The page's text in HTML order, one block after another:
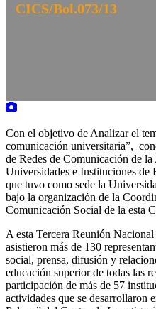
CICS/Bol.073/13
Con el objetivo de Analizar el
comunicación universitaria”,
de Redes de Comunicación de
Universidades e Instituciones
que tuvo como sede la
bajo la organización de la
Comunicación Social de la esta
A esta Tercera Reunión
asistieron más de 130
social, prensa, difusión y
educación superior de todas las
participación de más de 57
actividades que se desarrollaron